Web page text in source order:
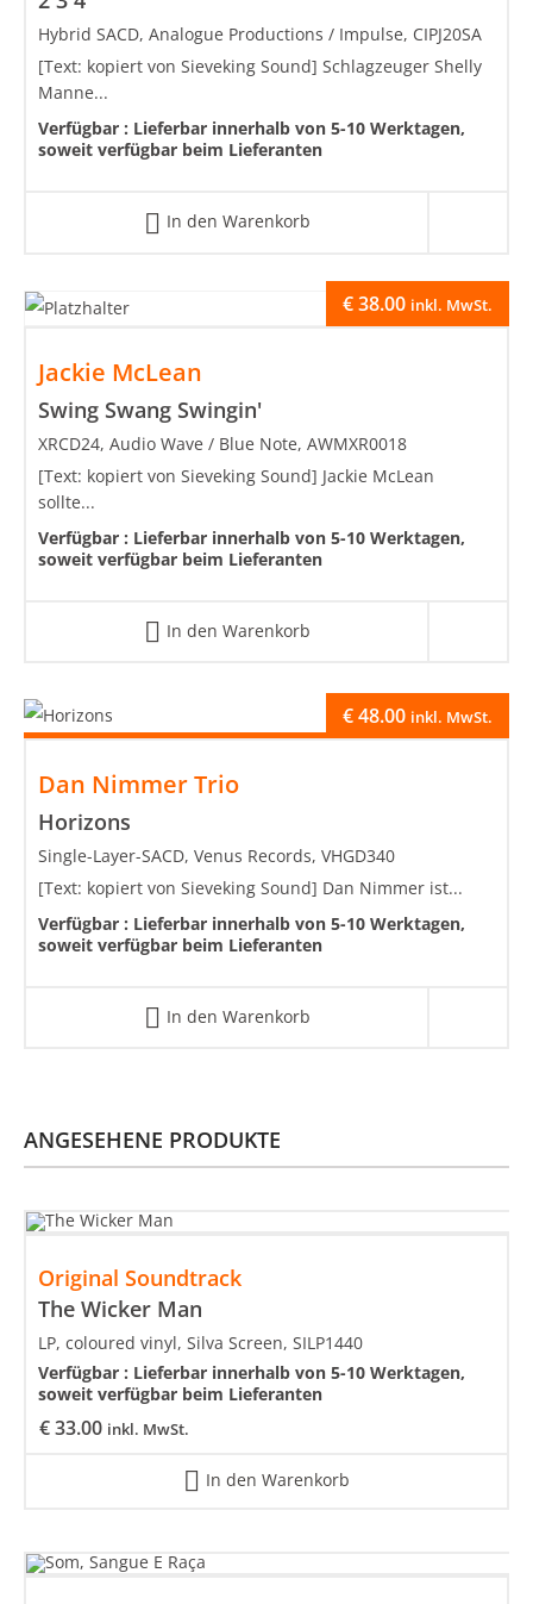
Hybrid SACD, Analogue Productions / Impulse, CIPJ20SA
[Text: kopiert von Sieveking Sound] Schlagzeuger Shelly
Manne...
Verfügbar : Lieferbar innerhalb von 5-10 Werktagen,
soweit verfügbar beim Lieferanten
In den Warenkorb
Jackie McLean
Swing Swang Swingin'
€38.00 inkl. MwSt.
XRCD24, Audio Wave / Blue Note, AWMXR0018
[Text: kopiert von Sieveking Sound] Jackie McLean
sollte...
Verfügbar : Lieferbar innerhalb von 5-10 Werktagen,
soweit verfügbar beim Lieferanten
In den Warenkorb
Dan Nimmer Trio
Horizons
€48.00 inkl. MwSt.
Single-Layer-SACD, Venus Records, VHGD340
[Text: kopiert von Sieveking Sound] Dan Nimmer ist...
Verfügbar : Lieferbar innerhalb von 5-10 Werktagen,
soweit verfügbar beim Lieferanten
In den Warenkorb
ANGESEHENE PRODUKTE
Original Soundtrack
The Wicker Man
€33.00 inkl. MwSt.
LP, coloured vinyl, Silva Screen, SILP1440
Verfügbar : Lieferbar innerhalb von 5-10 Werktagen,
soweit verfügbar beim Lieferanten
In den Warenkorb